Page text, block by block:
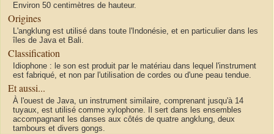
Environ 50 centimètres de hauteur.
Origines
L'angklung est utilisé dans toute l'Indonésie, et en particulier dans les
îles de Java et Bali.
Classification
Idiophone : le son est produit par le matériau dans lequel l'instrument
est fabriqué, et non par l'utilisation de cordes ou d'une peau tendue.
Et aussi...
À l'ouest de Java, un instrument similaire, comprenant jusqu'à 14
tuyaux, est utilisé comme xylophone. Il sert dans les ensembles
accompagnant les danses aux côtés de quatre angklung, deux
tambours et divers gongs.